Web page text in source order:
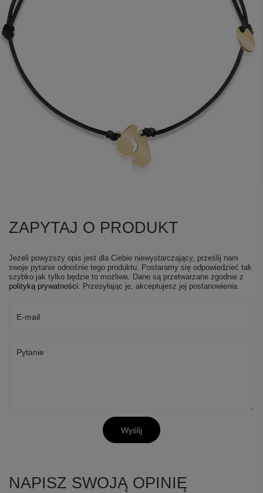
ZAPYTAJ O PRODUKT
Jeżeli powyższy opis jest dla Ciebie niewystarczający, prześlij nam
swoje pytanie odnośnie tego produktu. Postaramy się odpowiedzieć tak
szybko jak tylko będzie to możliwe. Dane są przetwarzane zgodnie z
polityką prywatności. Przesyłając je, akceptujesz jej postanowienia.
E-mail
Pytanie
Wyślij
NAPISZ SWOJĄ OPINIĘ